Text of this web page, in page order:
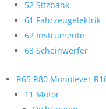
52 Sitzbank
61 Fahrzeugelektrik
62 Instrumente
63 Scheinwerfer
R65 R80 Monolever
11 Motor